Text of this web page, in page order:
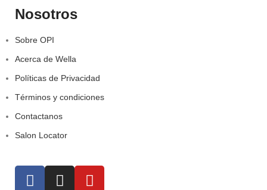
Nosotros
Sobre OPI
Acerca de Wella
Políticas de Privacidad
Términos y condiciones
Contactanos
Salon Locator